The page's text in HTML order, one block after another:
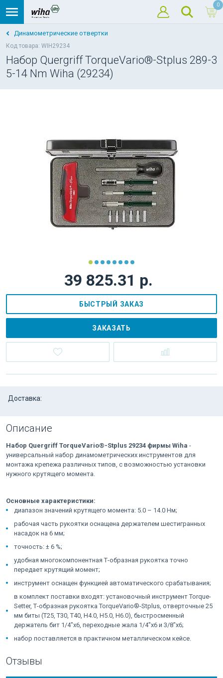
0
Динамометрические отвертки
Код товара: WIH29234
Набор Quergriff TorqueVario®-Stplus 289-3
5-14 Nm Wiha (29234)
39 825.31 р.
БЫСТРЫЙ ЗАКАЗ
ЗАКАЗАТЬ
Доставка:
Описание
Набор Quergriff TorqueVario®-Stplus 29234 фирмы Wiha -
универсальный набор динамометрических инструментов для
монтажа крепежа различных типов, с возможностью установки
нужного крутящего момента.
Основные характеристики:
диапазон значений крутящего момента: 5.0 – 14.0 Нм;
рабочая часть рукоятки оснащена держателем шестигранных
насадок на 6 мм;
точность: ± 6 %;
удобная многокомпонентная Т-образная рукоятка точно
передает крутящий момент;
инструмент оснащен функцией автоматического срабатывания;
в комплект поставки входят: установочный инструмент Torque-
Setter, Т-образная рукоятка TorqueVario®-Stplus, отверточные 25
мм биты (T25, T30, T40, H4.0, H5.0, H6.0), быстросменный
держатель бит 1/4"x6, переходные жала 1/4"x6 и 3/8"x6;
набор поставляется в практичном металлическом кейсе.
Отзывы